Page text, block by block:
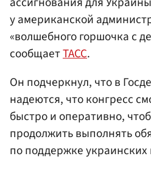
у американской
«волшебного горшочка с
сообщаетТАСС.
Он подчеркнул, что в
надеются, что конгресс
быстро и оперативно,
продолжить выполнять
по поддержке